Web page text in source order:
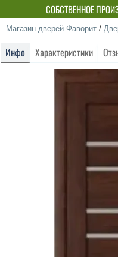
СОБСТВЕННОЕ
Магазин дверей Фаворит /
Инфо Характеристики